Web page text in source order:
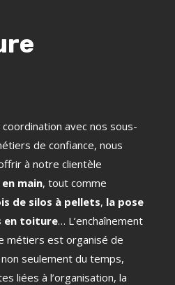
avec nos sous-
de confiance, nous
à notre clientèle
main, tout comme
de silos à pellets, la pose
en toiture… L’enchaînement
métiers est organisé de
seulement du temps,
liées à l’organisation, la